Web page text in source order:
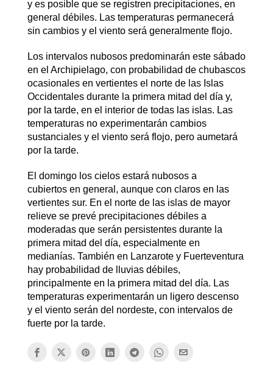
y es posible que se registren precipitaciones, en
general débiles. Las temperaturas permanecerá
sin cambios y el viento será generalmente flojo.
Los intervalos nubosos predominarán este sábado
en el Archipielago, con probabilidad de chubascos
ocasionales en vertientes el norte de las Islas
Occidentales durante la primera mitad del día y,
por la tarde, en el interior de todas las islas. Las
temperaturas no experimentarán cambios
sustanciales y el viento será flojo, pero aumetará
por la tarde.
El domingo los cielos estará nubosos a
cubiertos en general, aunque con claros en las
vertientes sur. En el norte de las islas de mayor
relieve se prevé precipitaciones débiles a
moderadas que serán persistentes durante la
primera mitad del día, especialmente en
medianías. También en Lanzarote y Fuerteventura
hay probabilidad de lluvias débiles,
principalmente en la primera mitad del día. Las
temperaturas experimentarán un ligero descenso
y el viento serán del nordeste, con intervalos de
fuerte por la tarde.